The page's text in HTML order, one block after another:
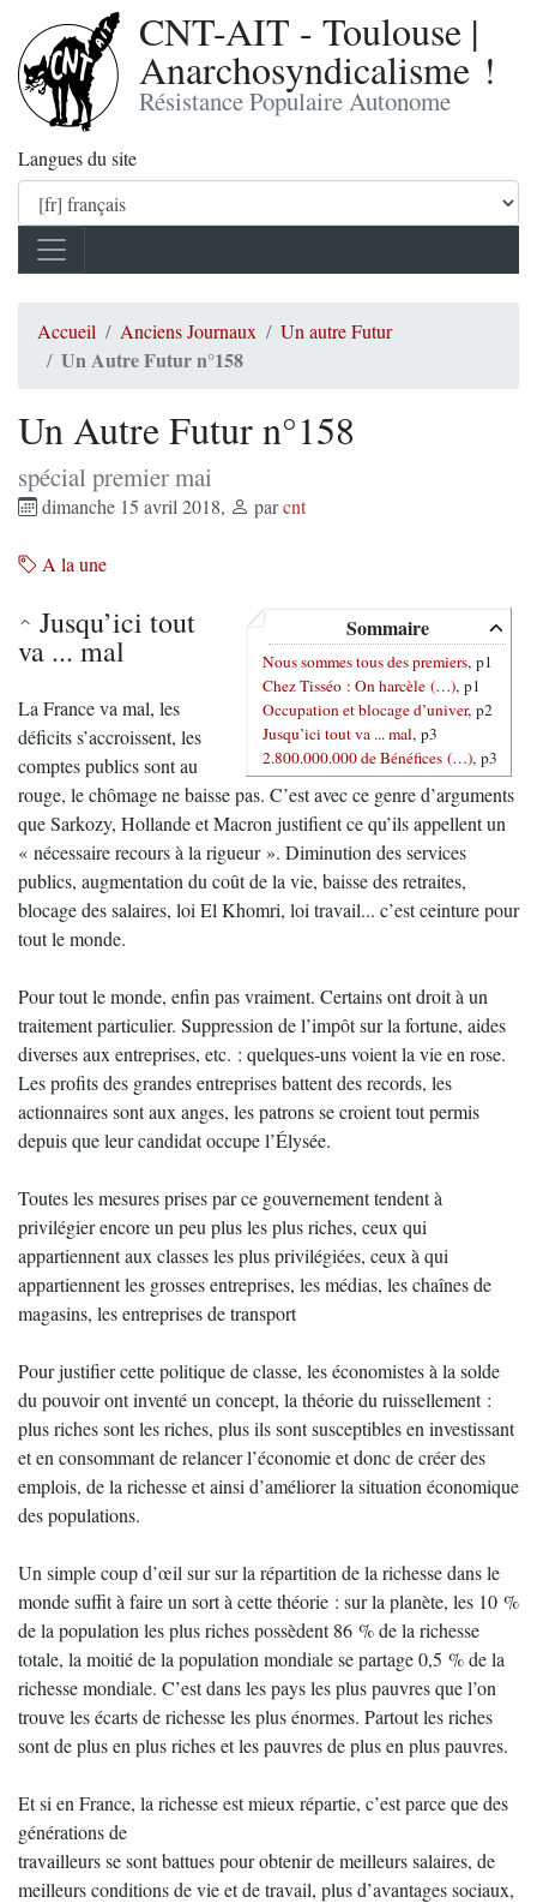
CNT-AIT - Toulouse |
Anarchosyndicalisme !
Résistance Populaire Autonome
Langues du site
Accueil Anciens Journaux Un autre Futur
Un Autre Futur n°158
Un Autre Futur n°158
spécial premier mai
dimanche 15 avril 2018, parcnt
A la une
Sommaire
Nous sommes tous des premiers, p1
Chez Tisséo : On harcèle (…), p1
Occupation et blocage d’univer, p2
Jusqu’ici tout va ... mal, p3
2.800.000.000 de Bénéfices (…), p3
Jusqu’ici tout
va ... mal
La France va mal, les
déficits s’accroissent, les
comptes publics sont au
rouge, le chômage ne baisse pas. C’est avec ce genre d’arguments
que Sarkozy, Hollande et Macron justifient ce qu’ils appellent un
« nécessaire recours à la rigueur ». Diminution des services
publics, augmentation du coût de la vie, baisse des retraites,
blocage des salaires, loi El Khomri, loi travail... c’est ceinture pour
tout le monde.
Pour tout le monde, enfin pas vraiment. Certains ont droit à un
traitement particulier. Suppression de l’impôt sur la fortune, aides
diverses aux entreprises, etc. : quelques-uns voient la vie en rose.
Les profits des grandes entreprises battent des records, les
actionnaires sont aux anges, les patrons se croient tout permis
depuis que leur candidat occupe l’Élysée.
Toutes les mesures prises par ce gouvernement tendent à
privilégier encore un peu plus les plus riches, ceux qui
appartiennent aux classes les plus privilégiées, ceux à qui
appartiennent les grosses entreprises, les médias, les chaînes de
magasins, les entreprises de transport
Pour justifier cette politique de classe, les économistes à la solde
du pouvoir ont inventé un concept, la théorie du ruissellement :
plus riches sont les riches, plus ils sont susceptibles en investissant
et en consommant de relancer l’économie et donc de créer des
emplois, de la richesse et ainsi d’améliorer la situation économique
des populations.
Un simple coup d’œil sur sur la répartition de la richesse dans le
monde suffit à faire un sort à cette théorie : sur la planète, les 10 %
de la population les plus riches possèdent 86 % de la richesse
totale, la moitié de la population mondiale se partage 0,5 % de la
richesse mondiale. C’est dans les pays les plus pauvres que l’on
trouve les écarts de richesse les plus énormes. Partout les riches
sont de plus en plus riches et les pauvres de plus en plus pauvres.
Et si en France, la richesse est mieux répartie, c’est parce que des
générations de
travailleurs se sont battues pour obtenir de meilleurs salaires, de
meilleurs conditions de vie et de travail, plus d’avantages sociaux,